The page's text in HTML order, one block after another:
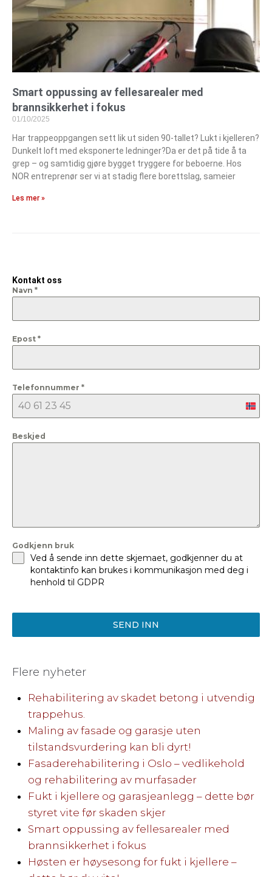
Smart oppussing av fellesarealer med
brannsikkerhet i fokus
01/10/2025
Har trappeoppgangen sett lik ut siden 90-tallet? Lukt i kjelleren?
Dunkelt loft med eksponerte ledninger?Da er det på tide å ta
grep – og samtidig gjøre bygget tryggere for beboerne. Hos
NOR entreprenør ser vi at stadig flere borettslag, sameier
Les mer »
Kontakt oss
Navn *
Epost *
Telefonnummer *
Beskjed
Godkjenn bruk
Ved å sende inn dette skjemaet, godkjenner du at
kontaktinfo kan brukes i kommunikasjon med deg i
henhold til GDPR
SEND INN
Flere nyheter
Rehabilitering av skadet betong i utvendig
trappehus.
Maling av fasade og garasje uten
tilstandsvurdering kan bli dyrt!
Fasaderehabilitering i Oslo – vedlikehold
og rehabilitering av murfasader
Fukt i kjellere og garasjeanlegg – dette bør
styret vite før skaden skjer
Smart oppussing av fellesarealer med
brannsikkerhet i fokus
Høsten er høysesong for fukt i kjellere –